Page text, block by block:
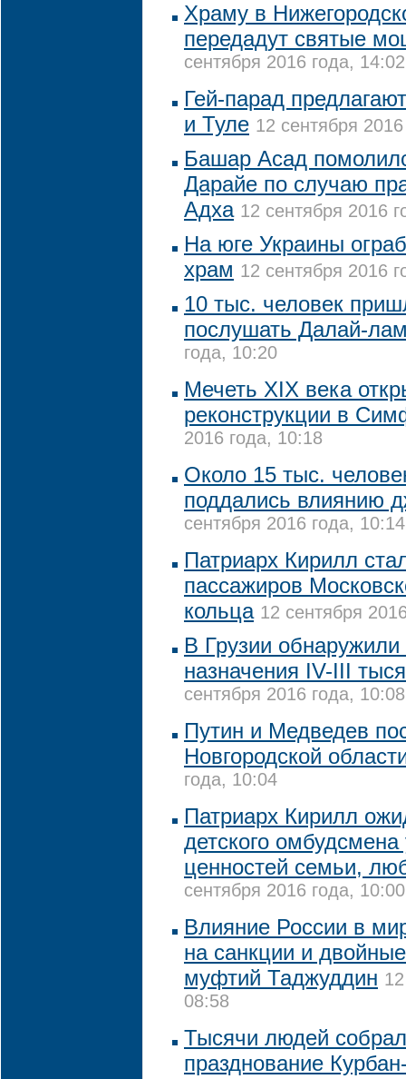
Храму в
передадут святые
сентября 2016 года, 14:02
Гей-парад
и Туле 12 сентября
Башар Асад
Дарайе по случаю
Адха 12 сентября 2016
На юге Украины
храм 12 сентября 2016
10 тыс. человек
послушать Далай-
года, 10:20
Мечеть XIX века
реконструкции в
2016 года, 10:18
Около 15 тыс.
поддались влиянию
сентября 2016 года, 10:14
Патриарх Кирилл
пассажиров
кольца 12 сентября
В Грузии обнаружили
назначения IV-III
сентября 2016 года, 10:08
Путин и Медведев
Новгородской
года, 10:04
Патриарх Кирилл
детского
ценностей семьи,
сентября 2016 года, 10:00
Влияние России в
на санкции и
муфтий Таджуддин
08:58
Тысячи людей
празднование